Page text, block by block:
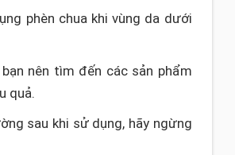
phèn chua khi vùng da dưới
nên tìm đến các sản phẩm
quả.
sau khi sử dụng, hãy ngừng